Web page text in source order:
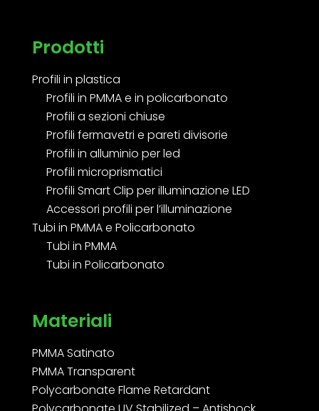
Prodotti
Profili in plastica
Profili in PMMA e in policarbonato
Profili a sezioni chiuse
Profili fermavetri e pareti divisorie
Profili in alluminio per led
Profili microprismatici
Profili Smart Clip per illuminazione LED
Accessori profili per l’illuminazione
Tubi in PMMA e Policarbonato
Tubi in PMMA
Tubi in Policarbonato
Materiali
PMMA Satinato
PMMA Transparent
Polycarbonate Flame Retardant